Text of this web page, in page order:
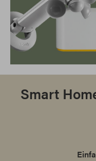
Smart